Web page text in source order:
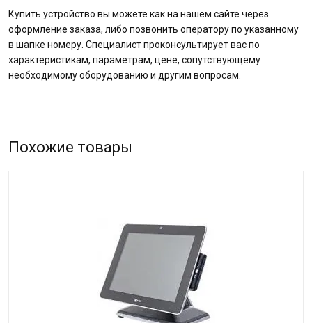
Купить устройство вы можете как на нашем сайте через
оформление заказа, либо позвонить оператору по указанному
в шапке номеру. Специалист проконсультирует вас по
характеристикам, параметрам, цене, сопутствующему
необходимому оборудованию и другим вопросам.
Похожие товары